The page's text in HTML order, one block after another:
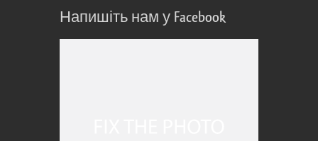
Напишіть нам у Facebook